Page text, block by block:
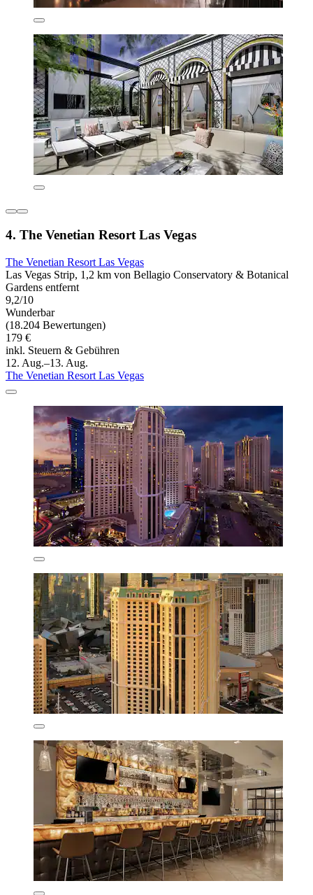
4. The Venetian Resort Las Vegas
The Venetian Resort Las Vegas
Las Vegas Strip, 1,2 km von Bellagio Conservatory & Botanical
Gardens entfernt
9,2/10
Wunderbar
(18.204 Bewertungen)
179 €
inkl. Steuern & Gebühren
12. Aug.–13. Aug.
The Venetian Resort Las Vegas